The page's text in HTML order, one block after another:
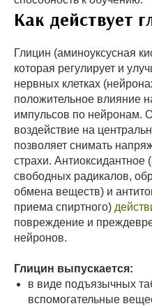
Как действует
Глицин (аминоуксусная
которая регулирует и
нервных клетках
положительное влияние
импульсов по нейронам.
воздействие на
позволяет снимать
страхи. Антиоксидантное
свободных радикалов,
обмена веществ) и
приема спиртного)
повреждение и
нейронов.
Глицин выпускается:
в виде подъязычных
вспомогательные